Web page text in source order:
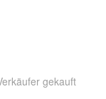
gekauft